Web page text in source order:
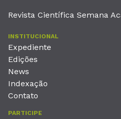
Revista Científica Semana
INSTITUCIONAL
Expediente
Edições
News
Indexação
Contato
PARTICIPE